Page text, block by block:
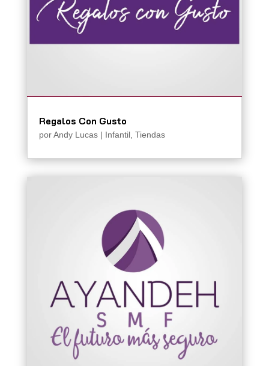
Regalos Con Gusto
porAndy Lucas| Infantil, Tiendas